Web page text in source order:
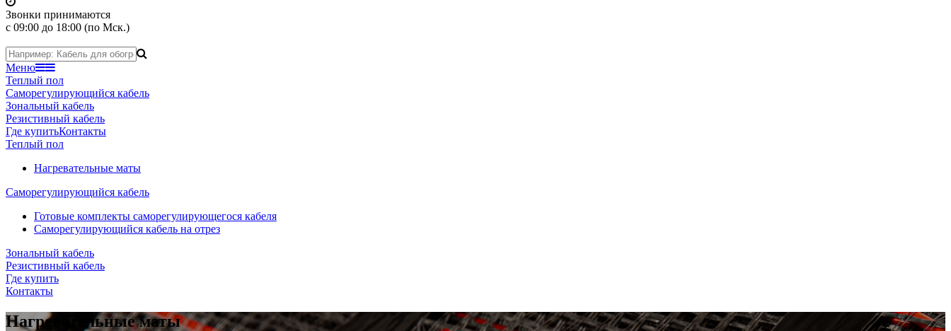
Звонки принимаются
с 09:00 до 18:00 (по Мск.)
Меню
Теплый пол
Саморегулирующийся кабель
Зональный кабель
Резистивный кабель
Где купитьКонтакты
Теплый пол
Нагревательные маты
Саморегулирующийся кабель
Готовые комплекты саморегулирующегося кабеля
Саморегулирующийся кабель на отрез
Зональный кабель
Резистивный кабель
Где купить
Контакты
Нагревательные маты